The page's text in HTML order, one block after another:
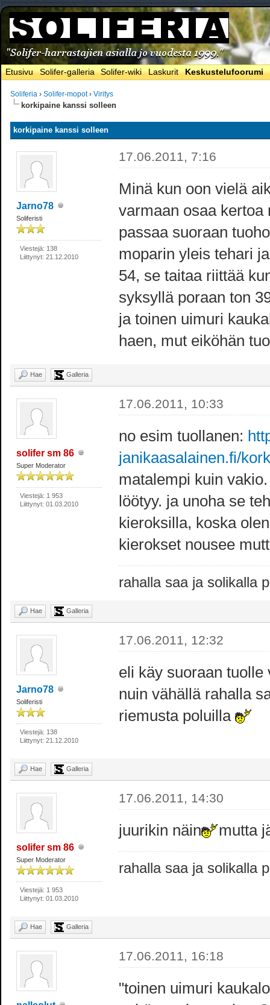
Etusivu Solifer-galleria Solifer-wiki Laskurit Keskustelufoorumi
Soliferia ›Solifer-mopot›Viritys
korkipaine kanssi solleen
korkipaine kanssi solleen
Jarno78
Soliferisti
Viestejä: 138
Liittynyt: 21.12.2010
17.06.2011, 7:16
Minä kun oon vielä
varmaan osaa
passaa suoraan
moparin yleis tehari
54, se taitaa riittää
syksyllä poraan ton
ja toinen uimuri
haen, mut eiköhän
Hae Galleria
solifer sm 86
Super Moderator
Viestejä: 1 953
Liittynyt: 01.03.2010
17.06.2011, 10:33
no esim tuollanen:
janikaasalainen.fi/
matalempi kuin
löötyy. ja unoha se
kieroksilla, koska
kierokset nousee
rahalla saa ja solikalla
Hae Galleria
Jarno78
Soliferisti
Viestejä: 138
Liittynyt: 21.12.2010
17.06.2011, 12:32
eli käy suoraan
nuin vähällä rahalla
riemusta poluilla
Hae Galleria
solifer sm 86
Super Moderator
Viestejä: 1 953
Liittynyt: 01.03.2010
17.06.2011, 14:30
juurikin näin mutta
rahalla saa ja solikalla
Hae Galleria
17.06.2011, 16:18
"toinen uimuri